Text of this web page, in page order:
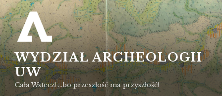
Przejdź
do
treści
WYDZIAŁ ARCHEOLOGII
UW
Cała Wstecz! …bo przeszłość ma przyszłość!